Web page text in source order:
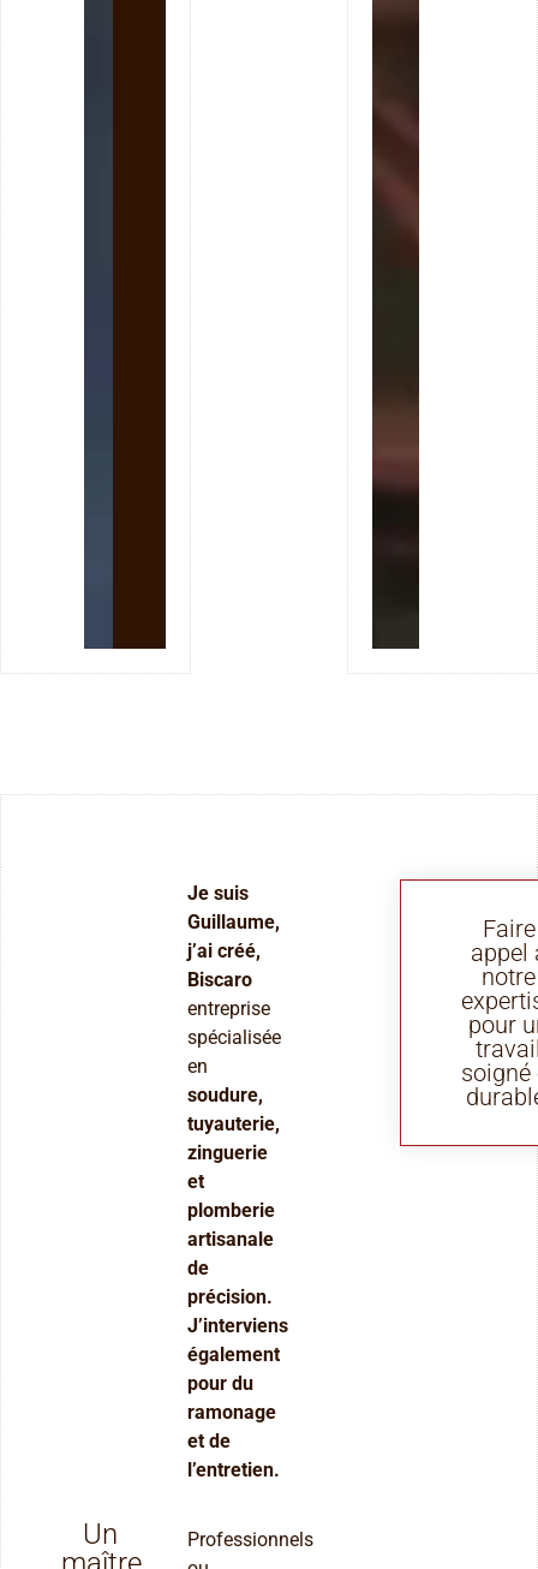
Un
Je suis
Guillaume,
j’ai créé,
Biscaro
entreprise
spécialisée
en
soudure,
tuyauterie,
zinguerie
et
plomberie
artisanale
de
précision.
J’interviens
également
pour du
ramonage
et de
l’entretien.
Professionnels
Faire
appel
notre
pour
soigné